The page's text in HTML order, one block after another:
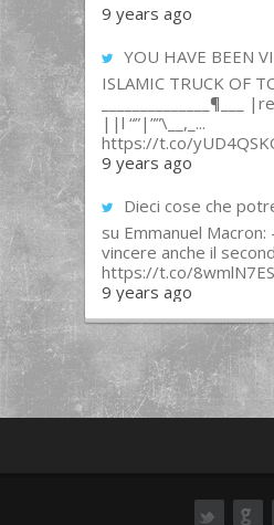
9 years ago
YOU HAVE BEEN
ISLAMIC TRUCK OF
______________¶___
||l “”|””\__,_...
https://t.co/
9 years ago
Dieci cose che
su Emmanuel
vincere anche il
https://t.co/
9 years ago